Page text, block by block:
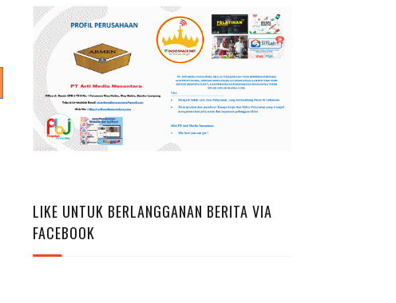
LIKE UNTUK BERLANGGANAN BERITA VIA
FACEBOOK